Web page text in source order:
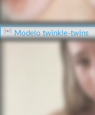
Modelo twinkle-twins